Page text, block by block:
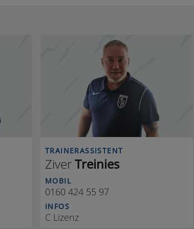
Z T
TRAINERASSISTENT
ZiverTreinies
MOBIL
0160 424 55 97
INFOS
C Lizenz